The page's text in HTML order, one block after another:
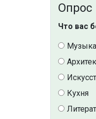
Опрос
Что вас
Кухня